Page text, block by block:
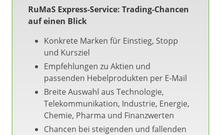
RuMaS Express-Service: Trading-Chancen
auf einen Blick
Konkrete Marken für Einstieg, Stopp
und Kursziel
Empfehlungen zu Aktien und
passenden Hebelprodukten per E-Mail
Breite Auswahl aus Technologie,
Telekommunikation, Industrie, Energie,
Chemie, Pharma und Finanzwerten
Chancen bei steigenden und fallenden